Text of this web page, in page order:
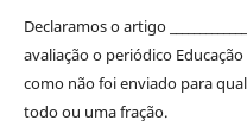
Declaramos o artigo
avaliação o periódico
como não foi enviado para
todo ou uma fração.